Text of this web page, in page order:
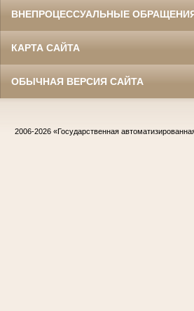
ВНЕПРОЦЕССУАЛЬНЫЕ
КАРТА САЙТА
ОБЫЧНАЯ ВЕРСИЯ САЙТА
2006-2026 «Государственная